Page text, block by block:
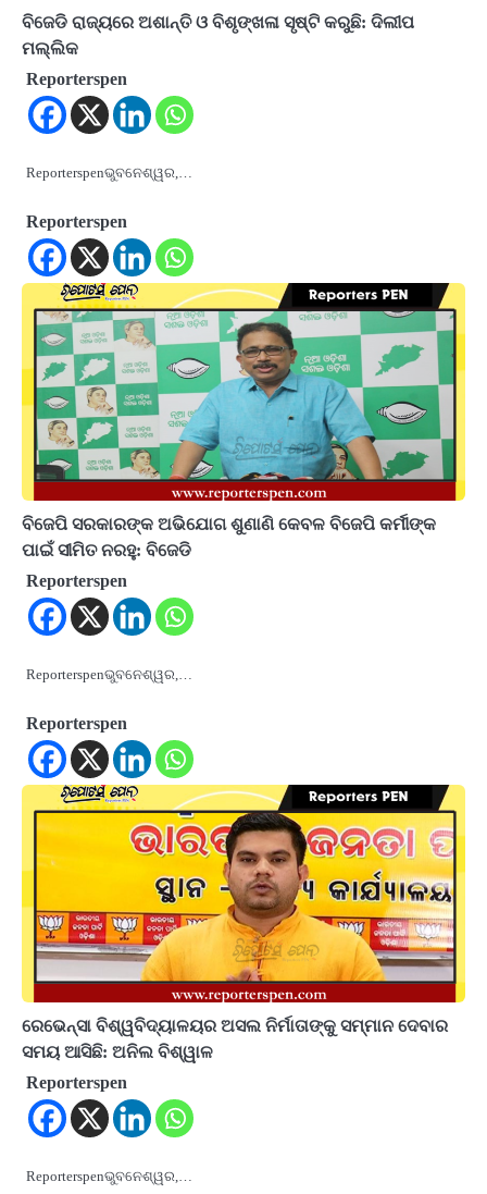
ବିଜେଡି ରାଜ୍ୟରେ ଅଶାନ୍ତି ଓ ବିଶୃଙ୍ଖଳା ସୃଷ୍ଟି କରୁଛି: ଦିଲୀପ
ମଲ୍ଲିକ
Reporterspen
Reporterspenଭୁବନେଶ୍ୱର,…
Reporterspen
ବିଜେପି ସରକାରଙ୍କ ଅଭିଯୋଗ ଶୁଣାଣି କେବଳ ବିଜେପି କର୍ମୀଙ୍କ
ପାଇଁ ସୀମିତ ନରହୁ: ବିଜେଡି
Reporterspen
Reporterspenଭୁବନେଶ୍ୱର,…
Reporterspen
ରେଭେନ୍ସା ବିଶ୍ୱବିଦ୍ୟାଳୟର ଅସଲ ନିର୍ମାତାଙ୍କୁ ସମ୍ମାନ ଦେବାର
ସମୟ ଆସିଛି: ଅନିଲ ବିଶ୍ୱାଳ
Reporterspen
Reporterspenଭୁବନେଶ୍ୱର,…